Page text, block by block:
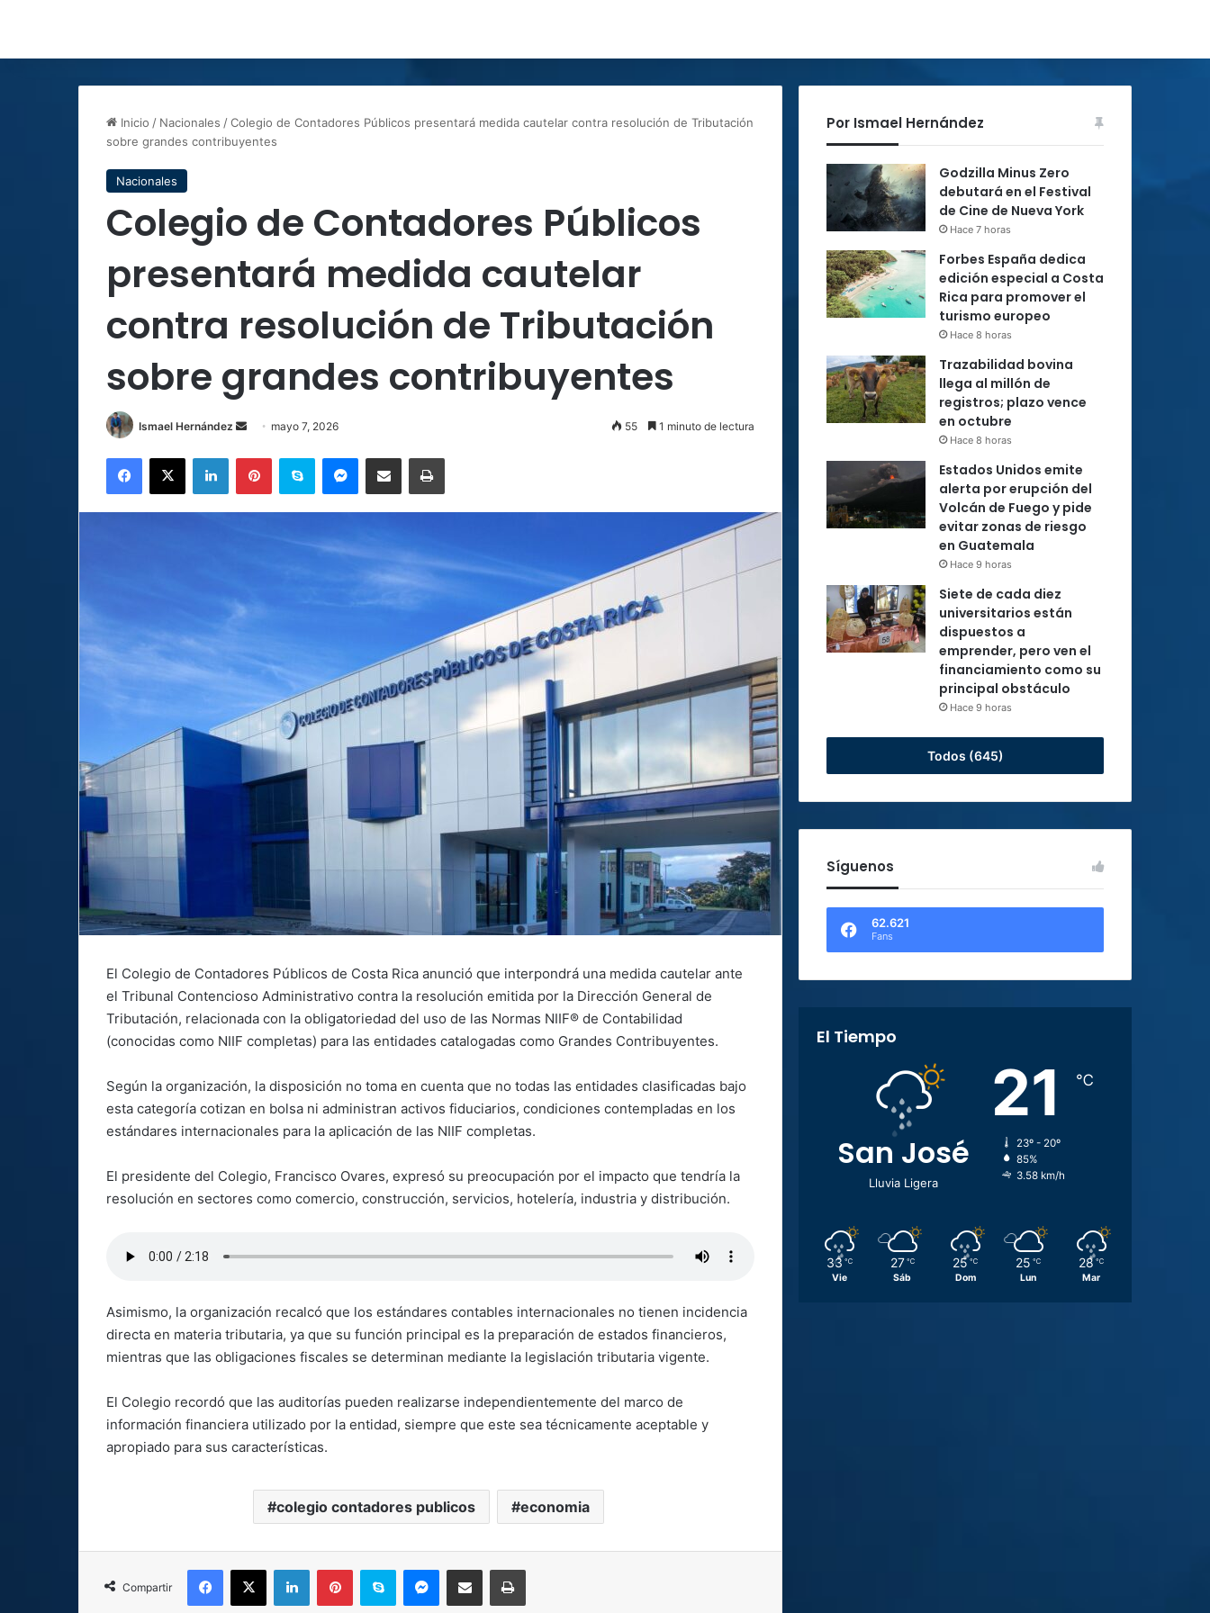
Inicio / Nacionales /Colegio de Contadores Públicos presentará medida cautelar contra resolución de Tributación
sobre grandes contribuyentes
Nacionales
Colegio de Contadores Públicos
presentará medida cautelar
contra resolución de Tributación
sobre grandes contribuyentes
Ismael Hernández
Send
email
mayo 7, 2026 55 1 minuto de lectura
Facebook
X LinkedInPinterestSkype MessengerCompartir por correo electrónicoImprimir
El Colegio de Contadores Públicos de Costa Rica anunció que interpondrá una medida cautelar ante
el Tribunal Contencioso Administrativo contra la resolución emitida por la Dirección General de
Tributación, relacionada con la obligatoriedad del uso de las Normas NIIF® de Contabilidad
(conocidas como NIIF completas) para las entidades catalogadas como Grandes Contribuyentes.
Según la organización, la disposición no toma en cuenta que no todas las entidades clasificadas bajo
esta categoría cotizan en bolsa ni administran activos fiduciarios, condiciones contempladas en los
estándares internacionales para la aplicación de las NIIF completas.
El presidente del Colegio, Francisco Ovares, expresó su preocupación por el impacto que tendría la
resolución en sectores como comercio, construcción, servicios, hotelería, industria y distribución.
Asimismo, la organización recalcó que los estándares contables internacionales no tienen incidencia
directa en materia tributaria, ya que su función principal es la preparación de estados financieros,
mientras que las obligaciones fiscales se determinan mediante la legislación tributaria vigente.
El Colegio recordó que las auditorías pueden realizarse independientemente del marco de
información financiera utilizado por la entidad, siempre que este sea técnicamente aceptable y
apropiado para sus características.
colegio contadores publicos economia
Compartir
Facebook
X LinkedInPinterestSkype MessengerCompartir por correo electrónicoImprimir
Por Ismael Hernández
Godzilla Minus Zero
debutará en el Festival
de Cine de Nueva York
Hace 7 horas
Forbes España dedica
edición especial a Costa
Rica para promover el
turismo europeo
Hace 8 horas
Trazabilidad bovina
llega al millón de
registros; plazo vence
en octubre
Hace 8 horas
Estados Unidos emite
alerta por erupción del
Volcán de Fuego y pide
evitar zonas de riesgo
en Guatemala
Hace 9 horas
Siete de cada diez
universitarios están
dispuestos a
emprender, pero ven el
financiamiento como su
principal obstáculo
Hace 9 horas
Todos (645)
Síguenos
62.621
Fans
El Tiempo
San José
Lluvia Ligera
21 ℃
23º - 20º
85%
3.58 km/h
33 ℃
Vie
27 ℃
Sáb
25 ℃
Dom
25 ℃
Lun
28 ℃
Mar